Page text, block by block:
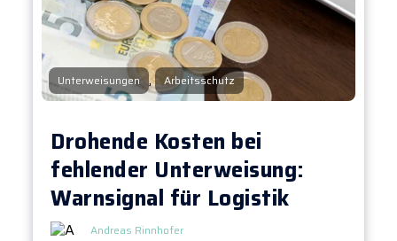
Unterweisungen , Arbeitsschutz
Drohende Kosten bei
fehlender Unterweisung:
Warnsignal für Logistik
Andreas Rinnhofer